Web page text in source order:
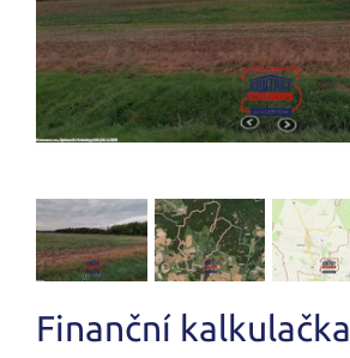
Finanční kalkulačka